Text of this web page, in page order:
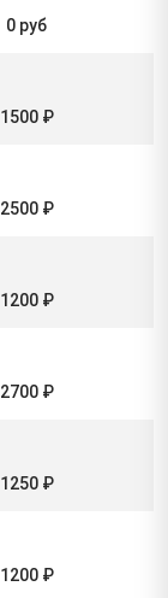
0 руб
1500 ₽
2500 ₽
1200 ₽
2700 ₽
1250 ₽
1200 ₽